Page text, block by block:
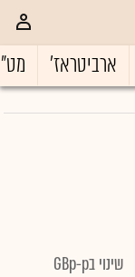
ארביטראז'
שינוי בGBp-p